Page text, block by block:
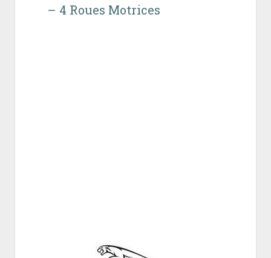
– 4 Roues Motrices